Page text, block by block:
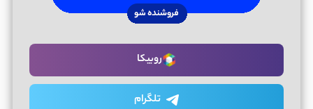
روبیکا
تلگرام